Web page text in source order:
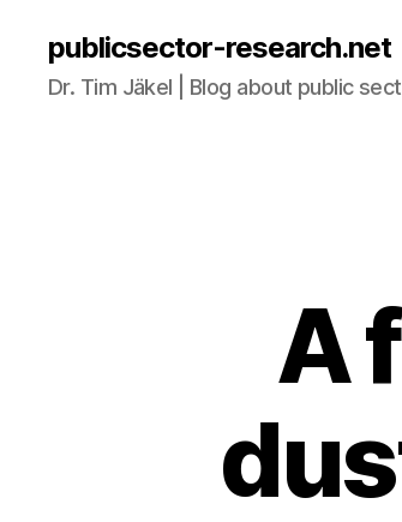
publicsector-research.net
Dr. Tim Jäkel | Blog about public
A